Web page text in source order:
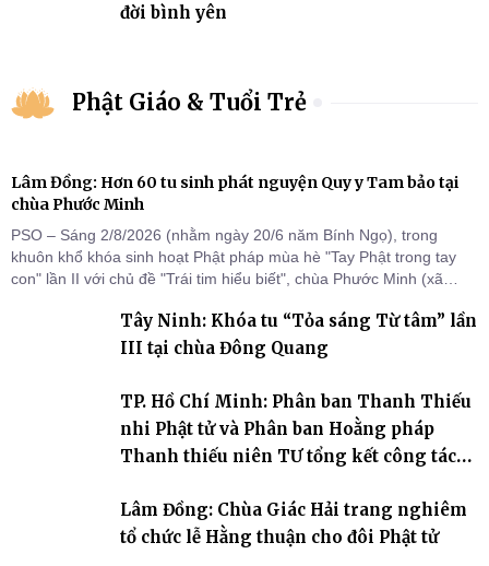
đời bình yên
Phật Giáo & Tuổi Trẻ
Lâm Đồng: Hơn 60 tu sinh phát nguyện Quy y Tam bảo tại
chùa Phước Minh
PSO – Sáng 2/8/2026 (nhằm ngày 20/6 năm Bính Ngọ), trong
khuôn khổ khóa sinh hoạt Phật pháp mùa hè "Tay Phật trong tay
con" lần II với chủ đề "Trái tim hiểu biết", chùa Phước Minh (xã
cho hơn 60 tu sinh.Tây Ninh: Khóa tu “Tỏa sáng Từ tâm” lần
III tại chùa Đông Quang
TP. Hồ Chí Minh: Phân ban Thanh Thiếu
nhi Phật tử và Phân ban Hoằng pháp
Thanh thiếu niên TƯ tổng kết công tác
Lâm Đồng: Chùa Giác Hải trang nghiêm
tổ chức lễ Hằng thuận cho đôi Phật tử